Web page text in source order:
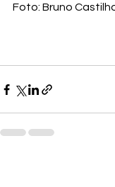
Foto: Bruno